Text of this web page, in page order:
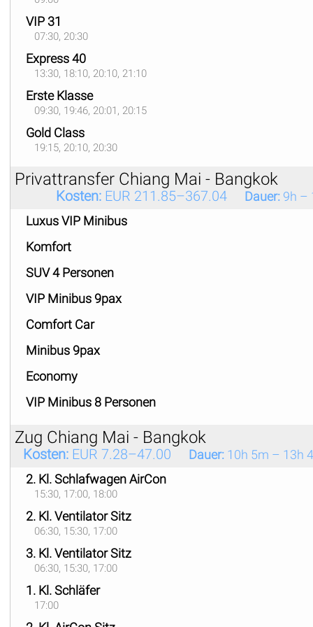
VIP 31
07:30, 20:30
Express 40
13:30, 18:10, 20:10, 21:10
Erste Klasse
09:30, 19:46, 20:01, 20:15
Gold Class
19:15, 20:10, 20:30
Privattransfer Chiang Mai - Bangkok
Kosten:EUR 211.85–367.04 Dauer:9h –
Luxus VIP Minibus
Komfort
SUV 4 Personen
VIP Minibus 9pax
Comfort Car
Minibus 9pax
Economy
VIP Minibus 8 Personen
Zug Chiang Mai - Bangkok
Kosten:EUR 7.28–47.00 Dauer:10h 5m – 13h
2. Kl. Schlafwagen AirCon
15:30, 17:00, 18:00
2. Kl. Ventilator Sitz
06:30, 15:30, 17:00
3. Kl. Ventilator Sitz
06:30, 15:30, 17:00
1. Kl. Schläfer
17:00